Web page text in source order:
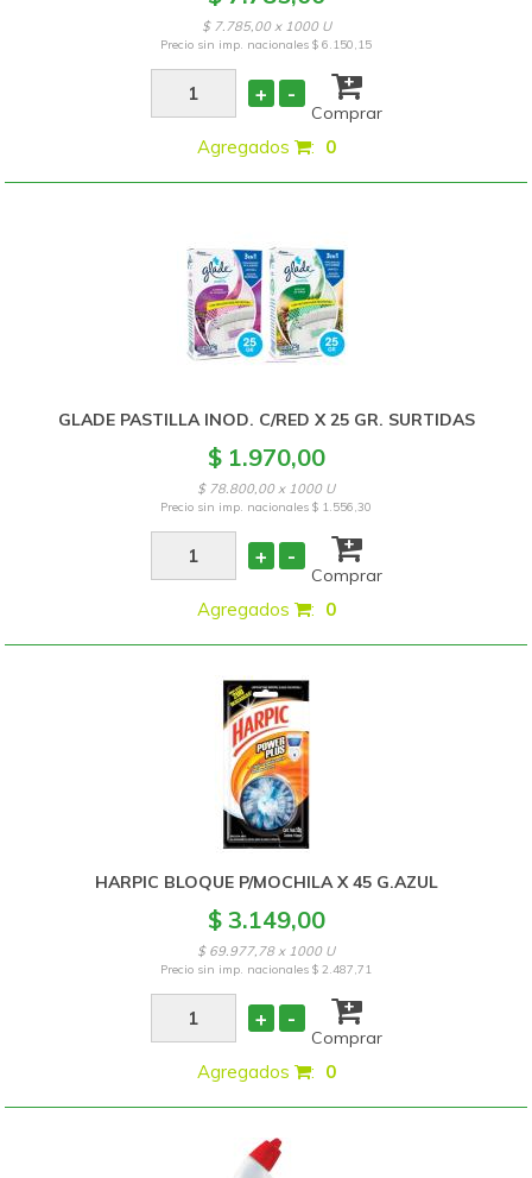
$ 7.785,00 x 1000 U
Precio sin imp. nacionales$ 6.150,15
+ -
Comprar
Agregados : 0
GLADE PASTILLA INOD. C/RED X 25 GR. SURTIDAS
$ 1.970,00
$ 78.800,00 x 1000 U
Precio sin imp. nacionales$ 1.556,30
+ -
Comprar
Agregados : 0
HARPIC BLOQUE P/MOCHILA X 45 G.AZUL
$ 3.149,00
$ 69.977,78 x 1000 U
Precio sin imp. nacionales$ 2.487,71
+ -
Comprar
Agregados : 0